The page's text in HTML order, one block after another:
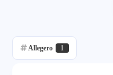
Allegero 1